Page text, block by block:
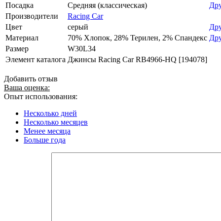
Посадка
Средняя (классическая)
Производители
Racing Car
Цвет
серый
Материал
70% Хлопок, 28% Терилен, 2% Спандекс
Размер
W30L34
Элемент каталога Джинсы Racing Car RB4966-HQ [194078]
Добавить отзыв
Ваша оценка:
Опыт использования:
Несколько дней
Несколько месяцев
Менее месяца
Больше года